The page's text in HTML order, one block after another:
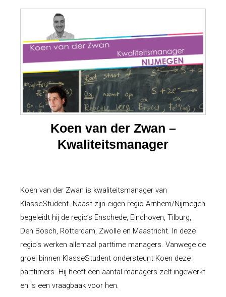
Koen van der Zwan –
Kwaliteitsmanager
Koen van der Zwan is kwaliteitsmanager van
KlasseStudent. Naast zijn eigen regio Arnhem/Nijmegen
begeleidt hij de regio’s Enschede, Eindhoven, Tilburg,
Den Bosch, Rotterdam, Zwolle en Maastricht. In deze
regio’s werken allemaal parttime managers. Vanwege de
groei binnen KlasseStudent ondersteunt Koen deze
parttimers. Hij heeft een aantal managers zelf ingewerkt
en is een vraagbaak voor hen.